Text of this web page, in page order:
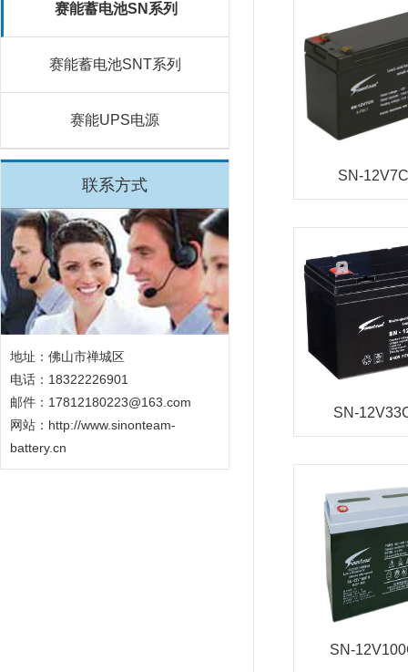
赛能蓄电池SN系列
赛能蓄电池SNT系列
赛能UPS电源
联系方式
地址：佛山市禅城区
电话：18322226901
邮件：17812180223@163.com
网站： http://www.sinonteam-
battery.cn
SN-
SN-
SN-